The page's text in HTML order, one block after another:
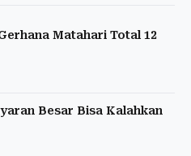
Matahari Total 12
Besar Bisa Kalahkan